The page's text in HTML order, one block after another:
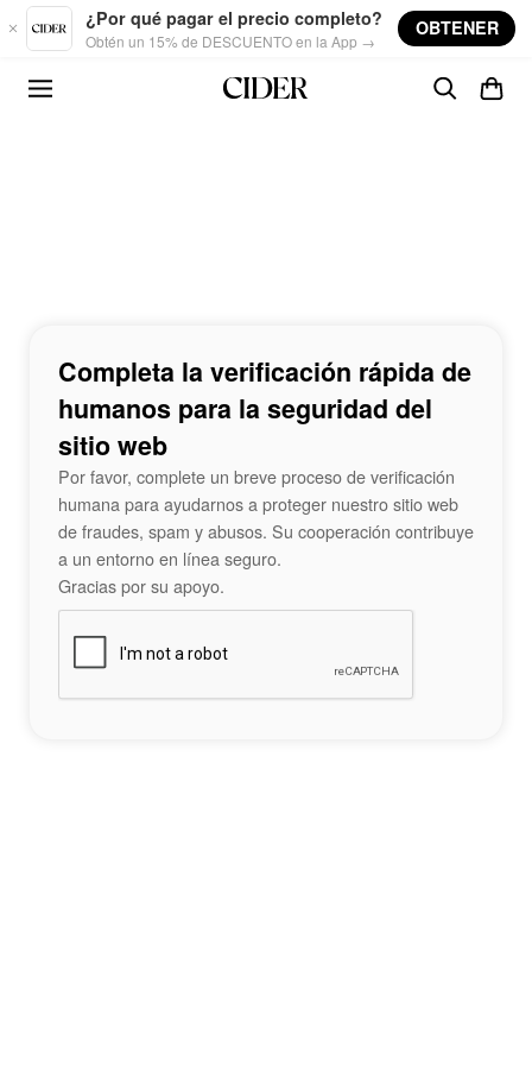
Skip to main content
¿Por qué pagar el precio completo?
Obtén un 15% de DESCUENTO en la App →
OBTENER
Completa la verificación rápida de
humanos para la seguridad del
sitio web
Por favor, complete un breve proceso de verificación
humana para ayudarnos a proteger nuestro sitio web
de fraudes, spam y abusos. Su cooperación contribuye
a un entorno en línea seguro.
Gracias por su apoyo.